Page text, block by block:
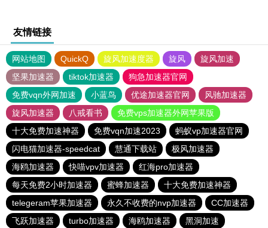
友情链接
网站地图 QuickQ 旋风加速度器 旋风
旋风加速
坚果加速器
tiktok加速器
狗急加速器官网
免费vqn外网加速
小蓝鸟 优途加速器官网
风驰加速器
旋风加速器
八戒看书
免费vps加速器外网苹果版
十大免费加速神器
免费vqn加速2023
蚂蚁vp加速器官网
闪电猫加速器-speedcat
慧通下载站
极风加速器
海鸥加速器
快喵vpv加速器
红海pro加速器
每天免费2小时加速器
蜜蜂加速器
十大免费加速神器
telegeram苹果加速器
永久不收费的nvp加速器
CC加速器
飞跃加速器
turbo加速器 海鸥加速器 黑洞加速